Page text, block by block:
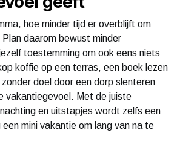
hoe minder tijd er overblijft om
daarom bewust minder
toestemming om ook eens niets
koffie op een terras, een boek lezen
doel door een dorp slenteren
vakantiegevoel. Met de juiste
en uitstapjes wordt zelfs een
mini vakantie om lang van na te